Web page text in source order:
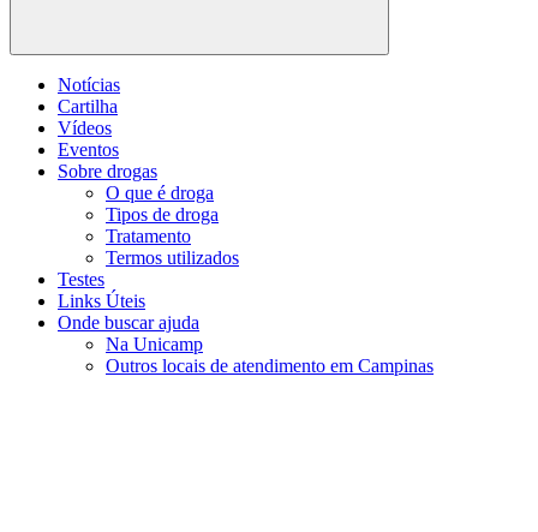
Buscar
Notícias
Cartilha
Vídeos
Eventos
Sobre drogas
O que é droga
Tipos de droga
Tratamento
Termos utilizados
Testes
Links Úteis
Onde buscar ajuda
Na Unicamp
Outros locais de atendimento em Campinas